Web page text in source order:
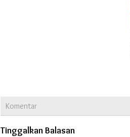
Komentar
Tinggalkan Balasan